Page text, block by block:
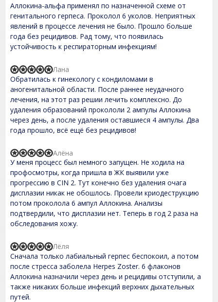
t
e
d
5
,
0
o
t
o
f
5
Аллокина-альфа применял по назначенной схеме от
генитального герпеса. Проколол 6 уколов. Неприятных
явлений в процессе лечения не было. Прошло больше
года без рецидивов. Рад тому, что появилась
устойчивость к респираторным инфекциям!
R
a
t
d
5
,
0
o
t
o
f
5
Обратилась к гинекологу с кондиломами в
аногенитальной области. После раннее неудачного
лечения, на этот раз решии лечить комплексно. До
удаления образований прокололи 2 ампулы Аллокина
через день, а после удаления оставшиеся 4 ампулы. Два
года прошло, всё ещё без рецидивов!
Лана
R
a
t
e
d
5
,
0
o
u
o
f
5
У меня процесс был немного запущен. Не ходила на
профосмотры, когда пришла в ЖК выявили уже
прогрессию в CIN 2. Тут конечно без удаления очага
дисплазии никак не обошлось. Провели криодеструкцию
потом проколола 6 ампул Аллокина. Анализы
подтвердили, что дисплазии нет. Теперь в год 2 раза на
обследования хожу.
Алёна
R
a
t
d
5
Сначала только лабиальный герпес беспокоил, а потом
после стресса заболела Herpes Zoster. 6 флаконов
Аллокина назначили через день и рецидивы отступили, а
также никаких больше инфекций верхних дыхательных
путей.
Лёля